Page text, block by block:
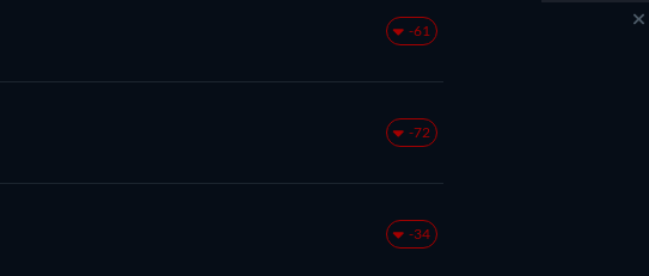
-61
-72
-34